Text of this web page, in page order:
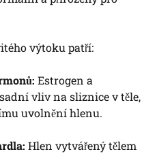
výtoku patří:
Estrogen a
vliv na sliznice v těle,
uvolnění hlenu.
Hlen vytvářený tělem